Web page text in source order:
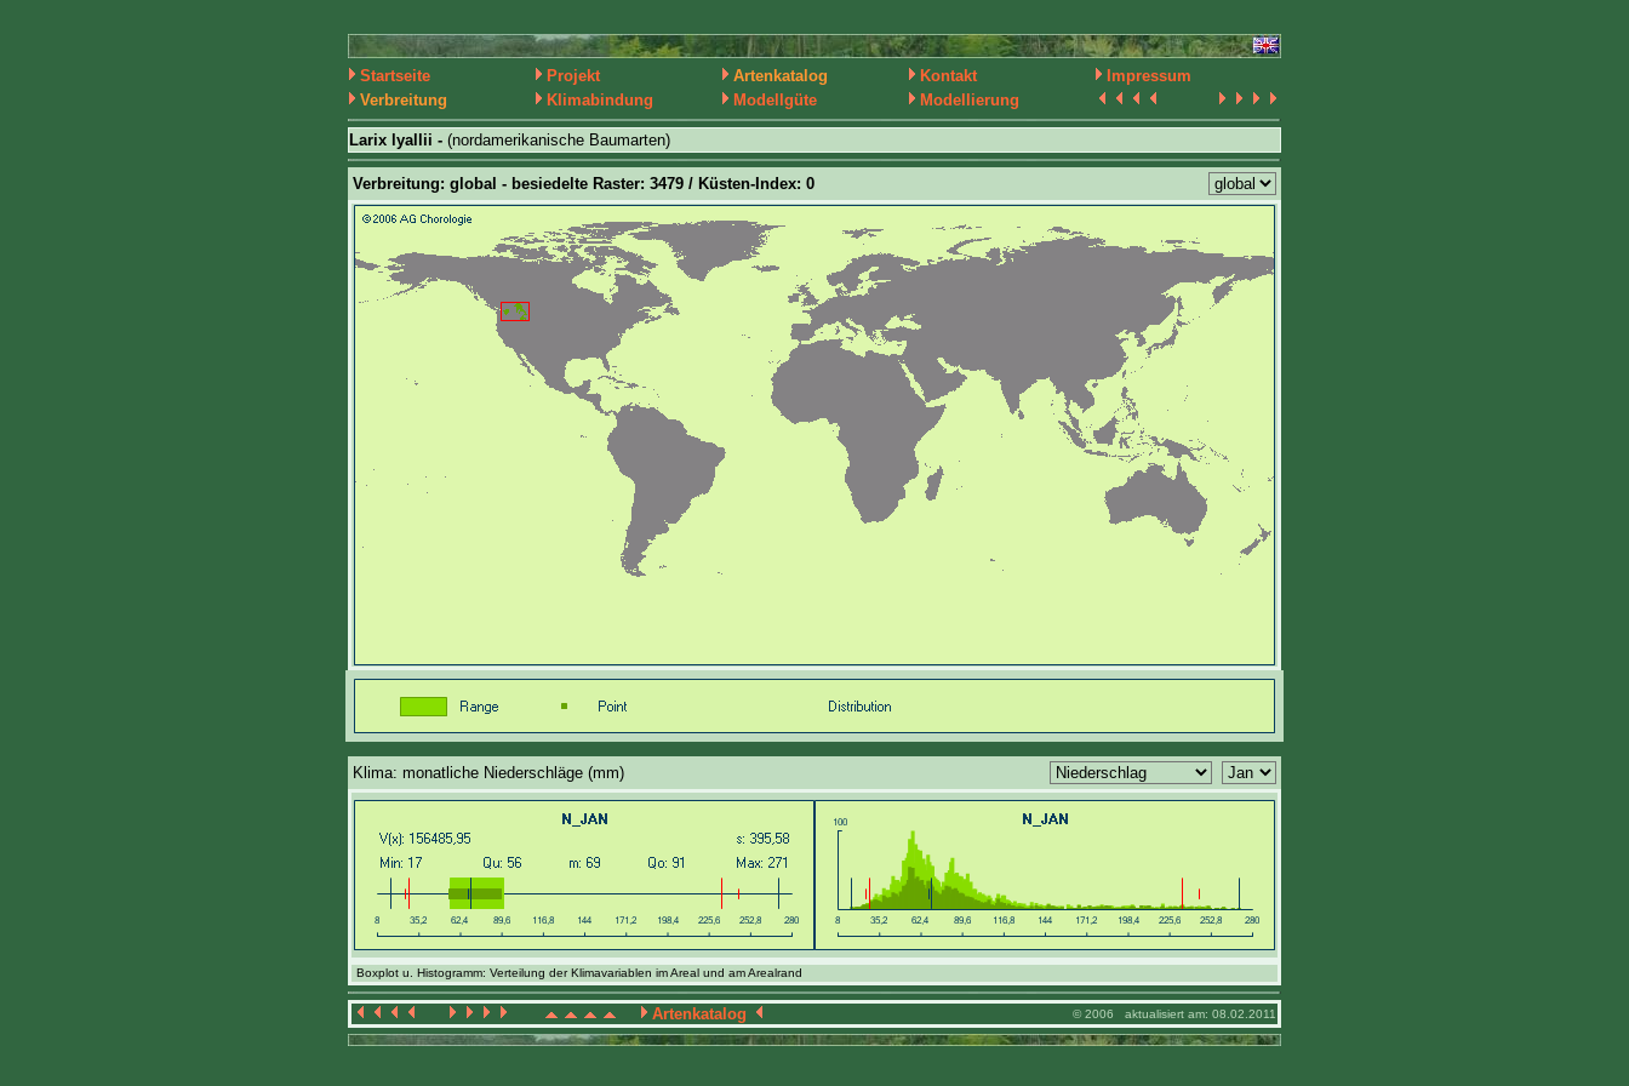
Startseite Projekt Artenkatalog Kontakt
Impressum
Verbreitung
Klimabindung Modellgüte Modellierung
Larix lyallii - (nordamerikanische Baumarten)
Verbreitung: global - besiedelte Raster: 3479 / Küsten-Index: 0
Klima: monatliche Niederschläge (mm)
Boxplot u. Histogramm: Verteilung der Klimavariablen im Areal und am Arealrand
Artenkatalog © 2006 aktualisiert am: 08.02.2011